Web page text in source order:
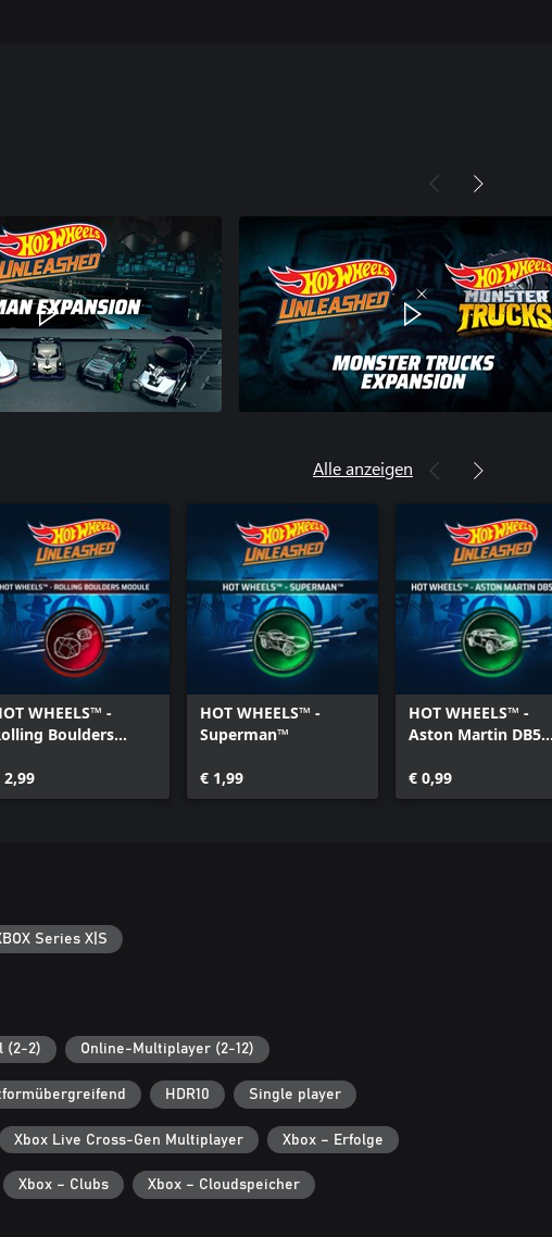
Alle anzeigen
WHEELS™ -
Boulders
2,99
HOT WHEELS™ -
Superman™
€ 1,99
HOT WHEELS™ -
Aston Martin DB5
€ 0,99
Series X|S
(2-2) Online-Multiplayer (2-12)
HDR10 Single player
Xbox Live Cross-Gen Multiplayer Xbox – Erfolge
Xbox – Clubs Xbox – Cloudspeicher